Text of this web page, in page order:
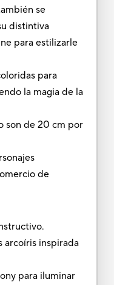
se
distintiva
para estilizarle
para
la magia de la
son de 20 cm por
de
arcoíris inspirada
para iluminar